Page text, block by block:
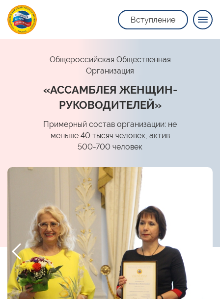
Вступление
Общероссийская Общественная
Организация
«АССАМБЛЕЯ ЖЕНЩИН-
РУКОВОДИТЕЛЕЙ»
Примерный состав организации: не
меньше 40 тысяч человек, актив
500-700 человек